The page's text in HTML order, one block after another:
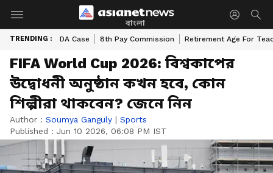
বাংলা
TRENDING : DA Case 8th Pay Commission Retirement Age For
FIFA World Cup 2026: বিশ্বকাপের
উদ্বোধনী অনুষ্ঠান কখন হবে, কোন
শিল্পীরা থাকবেন? জেনে নিন
Author : Soumya Ganguly | Sports
Published : Jun 10 2026, 06:08 PM IST